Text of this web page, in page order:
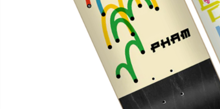
RANDOM
DINOSAUR JR.
2026.08.06